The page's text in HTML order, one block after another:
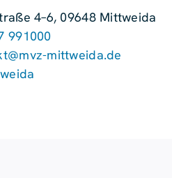
4–6, 09648 Mittweida
991000
mittweida.de